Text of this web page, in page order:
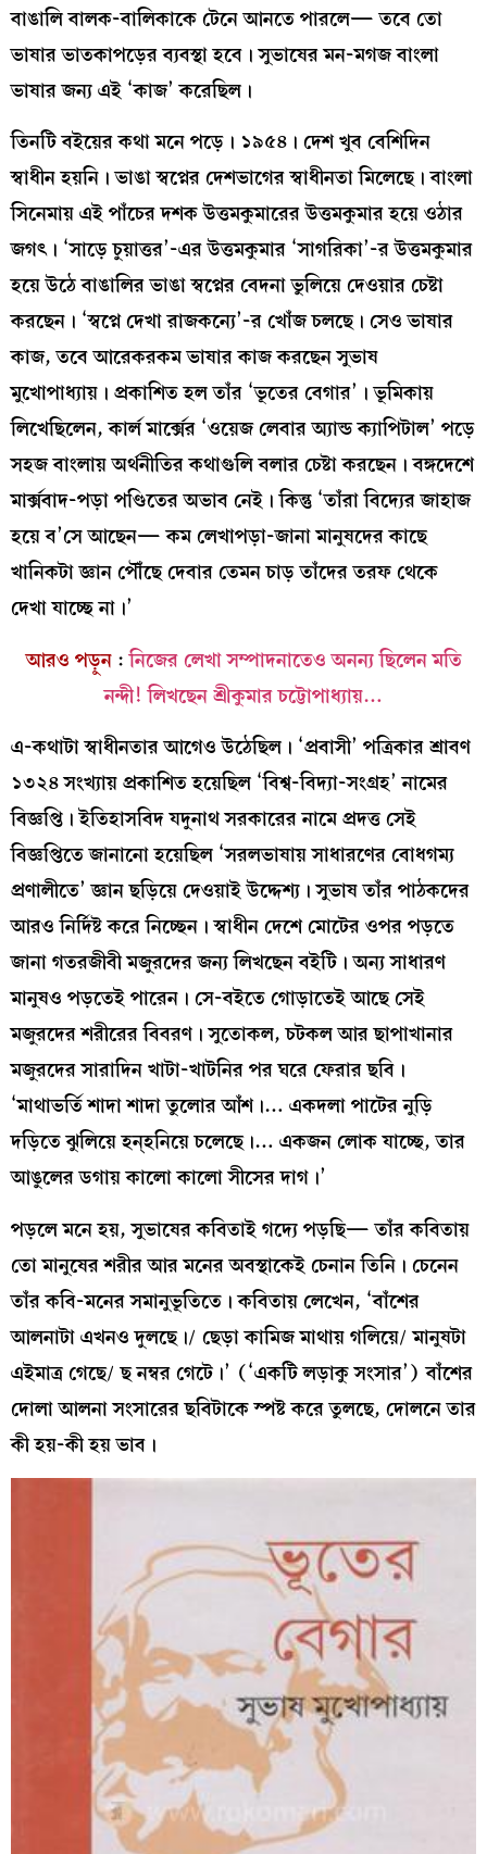
বাঙালি বালক-বালিকাকে টেনে আনতে পারলে— তবে তো
ভাষার ভাতকাপড়ের ব্যবস্থা হবে। সুভাষের মন-মগজ বাংলা
ভাষার জন্য এই ‘কাজ’ করেছিল।
তিনটি বইয়ের কথা মনে পড়ে। ১৯৫৪। দেশ খুব বেশিদিন
স্বাধীন হয়নি। ভাঙা স্বপ্নের দেশভাগের স্বাধীনতা মিলেছে। বাংলা
সিনেমায় এই পাঁচের দশক উত্তমকুমারের উত্তমকুমার হয়ে ওঠার
জগৎ। ‘সাড়ে চুয়াত্তর’-এর উত্তমকুমার ‘সাগরিকা’-র উত্তমকুমার
হয়ে উঠে বাঙালির ভাঙা স্বপ্নের বেদনা ভুলিয়ে দেওয়ার চেষ্টা
করছেন। ‘স্বপ্নে দেখা রাজকন্যে’-র খোঁজ চলছে। সেও ভাষার
কাজ, তবে আরেকরকম ভাষার কাজ করছেন সুভাষ
মুখোপাধ্যায়। প্রকাশিত হল তাঁর ‘ভূতের বেগার’। ভূমিকায়
লিখেছিলেন, কার্ল মার্ক্সের ‘ওয়েজ লেবার অ্যান্ড ক্যাপিটাল’ পড়ে
সহজ বাংলায় অর্থনীতির কথাগুলি বলার চেষ্টা করছেন। বঙ্গদেশে
মার্ক্সবাদ-পড়া পণ্ডিতের অভাব নেই। কিন্তু ‘তাঁরা বিদ্যের জাহাজ
হয়ে ব’সে আছেন— কম লেখাপড়া-জানা মানুষদের কাছে
খানিকটা জ্ঞান পৌঁছে দেবার তেমন চাড় তাঁদের তরফ থেকে
দেখা যাচ্ছে না।’
আরও পড়ুন:নিজের লেখা সম্পাদনাতেও অনন্য ছিলেন মতি
নন্দী! লিখছেন শ্রীকুমার চট্টোপাধ্যায়…
এ-কথাটা স্বাধীনতার আগেও উঠেছিল। ‘প্রবাসী’ পত্রিকার শ্রাবণ
১৩২৪ সংখ্যায় প্রকাশিত হয়েছিল ‘বিশ্ব-বিদ্যা-সংগ্রহ’ নামের
বিজ্ঞপ্তি। ইতিহাসবিদ যদুনাথ সরকারের নামে প্রদত্ত সেই
বিজ্ঞপ্তিতে জানানো হয়েছিল ‘সরলভাষায় সাধারণের বোধগম্য
প্রণালীতে’ জ্ঞান ছড়িয়ে দেওয়াই উদ্দেশ্য। সুভাষ তাঁর পাঠকদের
আরও নির্দিষ্ট করে নিচ্ছেন। স্বাধীন দেশে মোটের ওপর পড়তে
জানা গতরজীবী মজুরদের জন্য লিখছেন বইটি। অন্য সাধারণ
মানুষও পড়তেই পারেন। সে-বইতে গোড়াতেই আছে সেই
মজুরদের শরীরের বিবরণ। সুতোকল, চটকল আর ছাপাখানার
মজুরদের সারাদিন খাটা-খাটনির পর ঘরে ফেরার ছবি।
‘মাথাভর্তি শাদা শাদা তুলোর আঁশ।… একদলা পাটের নুড়ি
দড়িতে ঝুলিয়ে হন্‌হনিয়ে চলেছে।… একজন লোক যাচ্ছে, তার
আঙুলের ডগায় কালো কালো সীসের দাগ।’
পড়লে মনে হয়, সুভাষের কবিতাই গদ্যে পড়ছি— তাঁর কবিতায়
তো মানুষের শরীর আর মনের অবস্থাকেই চেনান তিনি। চেনেন
তাঁর কবি-মনের সমানুভূতিতে। কবিতায় লেখেন, ‘বাঁশের
আলনাটা এখনও দুলছে।/ ছেড়া কামিজ মাথায় গলিয়ে/ মানুষটা
এইমাত্র গেছে/ ছ নম্বর গেটে।’ (‘একটি লড়াকু সংসার’) বাঁশের
দোলা আলনা সংসারের ছবিটাকে স্পষ্ট করে তুলছে, দোলনে তার
কী হয়-কী হয় ভাব।